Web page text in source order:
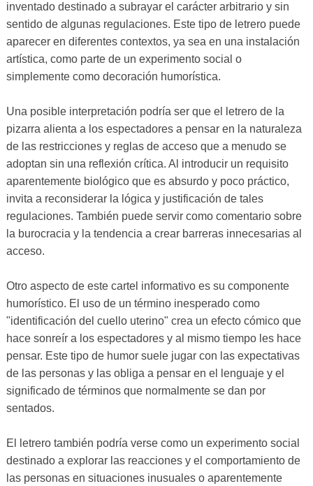
inventado destinado a subrayar el carácter arbitrario y sin
sentido de algunas regulaciones. Este tipo de letrero puede
aparecer en diferentes contextos, ya sea en una instalación
artística, como parte de un experimento social o
simplemente como decoración humorística.
Una posible interpretación podría ser que el letrero de la
pizarra alienta a los espectadores a pensar en la naturaleza
de las restricciones y reglas de acceso que a menudo se
adoptan sin una reflexión crítica. Al introducir un requisito
aparentemente biológico que es absurdo y poco práctico,
invita a reconsiderar la lógica y justificación de tales
regulaciones. También puede servir como comentario sobre
la burocracia y la tendencia a crear barreras innecesarias al
acceso.
Otro aspecto de este cartel informativo es su componente
humorístico. El uso de un término inesperado como
"identificación del cuello uterino" crea un efecto cómico que
hace sonreír a los espectadores y al mismo tiempo les hace
pensar. Este tipo de humor suele jugar con las expectativas
de las personas y las obliga a pensar en el lenguaje y el
significado de términos que normalmente se dan por
sentados.
El letrero también podría verse como un experimento social
destinado a explorar las reacciones y el comportamiento de
las personas en situaciones inusuales o aparentemente